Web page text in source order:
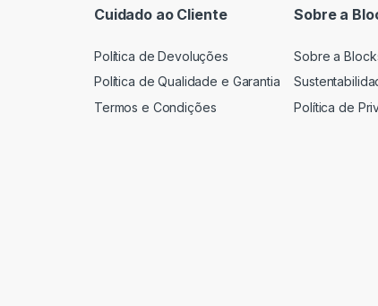
Cuidado ao Cliente
Política de Devoluções
Política de Qualidade e Garantia
Termos e Condições
Sobre a
Sobre a
Política de